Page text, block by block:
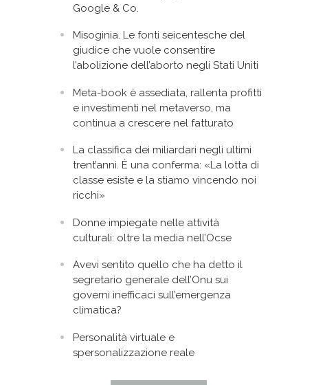
Google & Co.
Misoginia. Le fonti seicentesche del
giudice che vuole consentire
l’abolizione dell’aborto negli Stati Uniti
Meta-book è assediata, rallenta profitti
e investimenti nel metaverso, ma
continua a crescere nel fatturato
La classifica dei miliardari negli ultimi
trent’anni. È una conferma: «La lotta di
classe esiste e la stiamo vincendo noi
ricchi»
Donne impiegate nelle attività
culturali: oltre la media nell’Ocse
Avevi sentito quello che ha detto il
segretario generale dell’Onu sui
governi inefficaci sull’emergenza
climatica?
Personalità virtuale e
spersonalizzazione reale